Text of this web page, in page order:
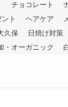
チョコレート
ト ヘアケア
久保 日焼け対策
・オーガニック